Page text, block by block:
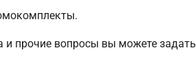
прочие вопросы вы можете задать